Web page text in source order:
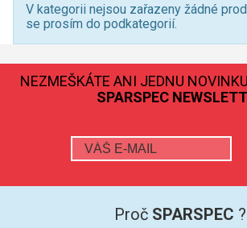
LISOVÁNÍ
SPEX MLETÍ
GRAFITOVÉ KELÍMKY
MS/SPM
AFM SONDY
V kategorii nejsou zařazeny žádné
se prosím do podkategorií.
NEZMEŠKÁTE ANI JEDNU
SPARSPEC
Proč SPARSPEC ?